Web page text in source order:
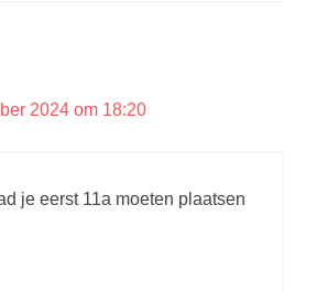
2024 om 18:20
je eerst 11a moeten plaatsen